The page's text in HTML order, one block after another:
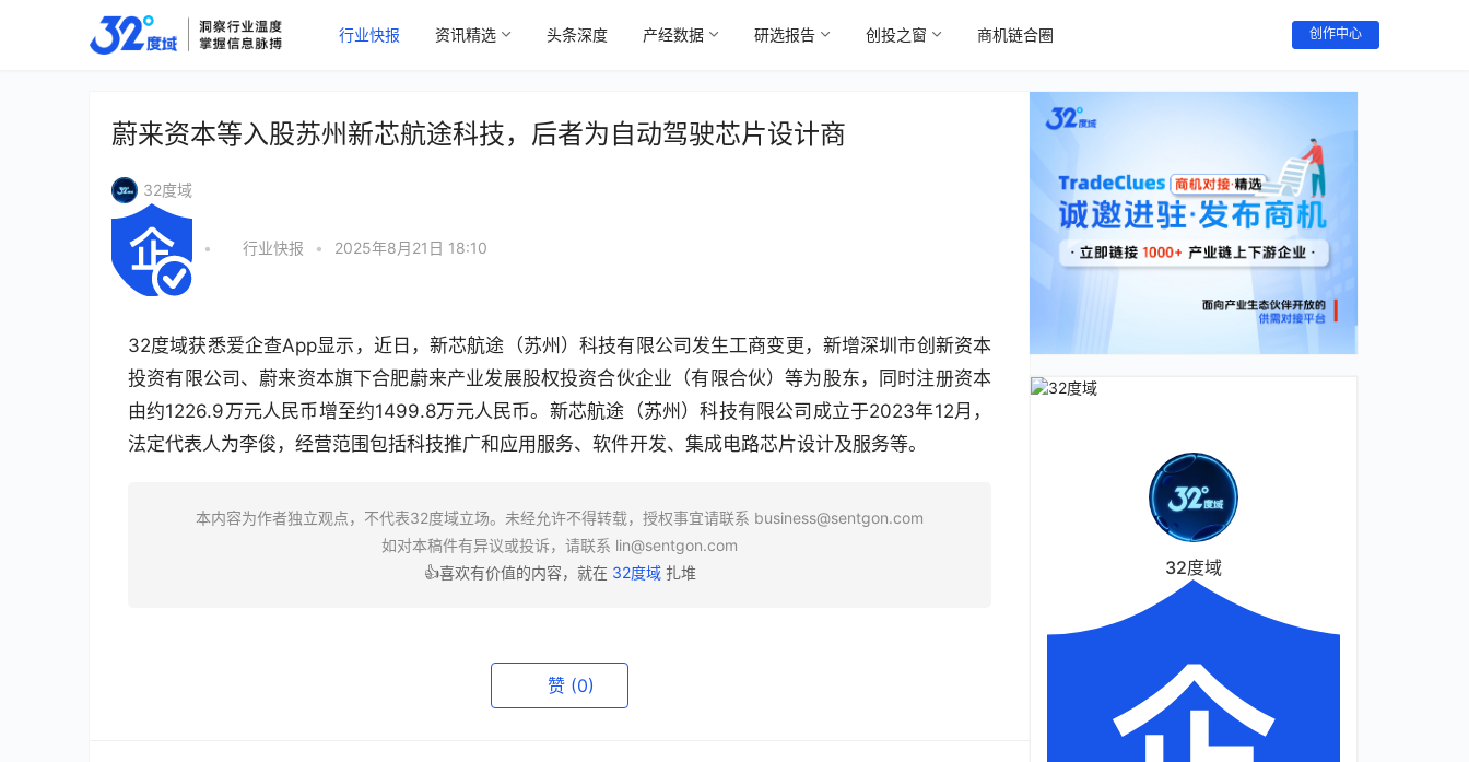
行业快报 资讯精选 头条深度 产经数据 研选报告 创投之窗 商机链合圈 创作中心
蔚来资本等入股苏州新芯航途科技，后者为自动驾驶芯片设计商
32度域
• 行业快报 • 2025年8月21日 18:10
32度域获悉爱企查App显示，近日，新芯航途（苏州）科技有限公司发生工商变更，新增深圳市创新资本
投资有限公司、蔚来资本旗下合肥蔚来产业发展股权投资合伙企业（有限合伙）等为股东，同时注册资本
由约1226.9万元人民币增至约1499.8万元人民币。新芯航途（苏州）科技有限公司成立于2023年12月，
法定代表人为李俊，经营范围包括科技推广和应用服务、软件开发、集成电路芯片设计及服务等。
本内容为作者独立观点，不代表32度域立场。未经允许不得转载，授权事宜请联系 business@sentgon.com
如对本稿件有异议或投诉，请联系 lin@sentgon.com
👍喜欢有价值的内容，就在 32度域扎堆
赞 (0)
32度域